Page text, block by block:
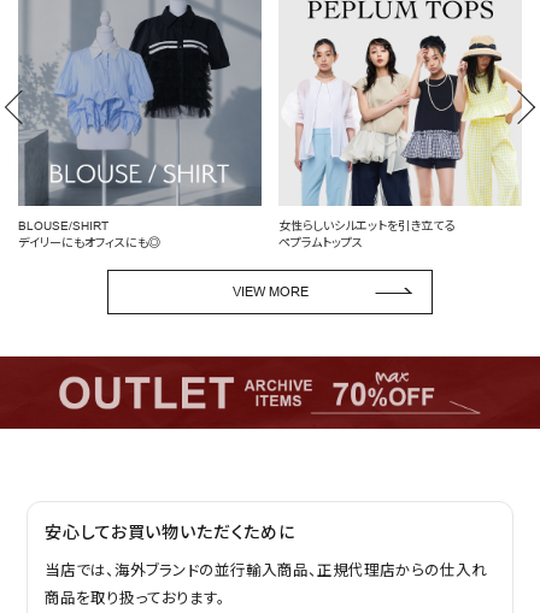
BLOUSE/SHIRT
デイリーにもオフィスにも◎
女性らしいシルエットを引き立てる
ペプラムトップス
VIEW MORE
安心してお買い物いただくために
当店では、海外ブランドの並行輸入商品、正規代理店からの仕入れ
商品を取り扱っております。